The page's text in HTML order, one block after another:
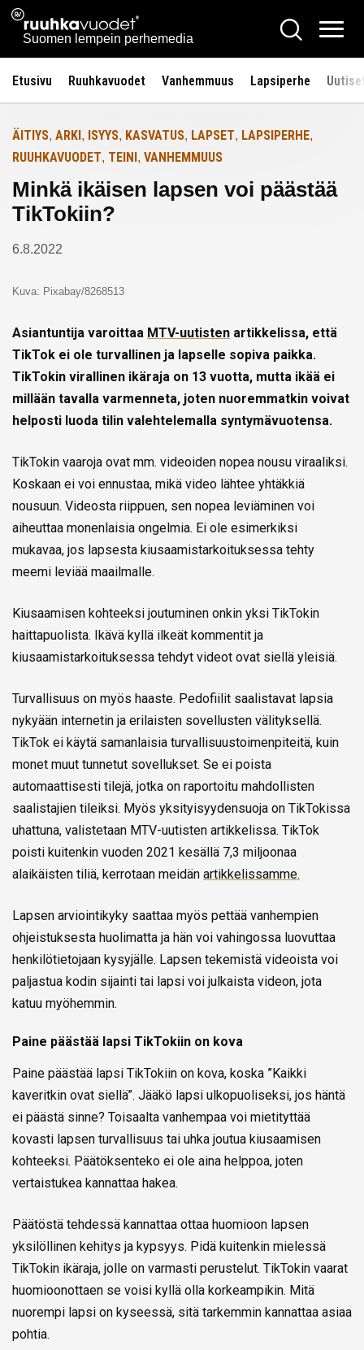
Siirry
sisältöön
Ruuhkavuodet.fi
Suomen lempein perhemedia
Hae
Etusivu Ruuhkavuodet Vanhemmuus Lapsiperhe
Etusivulle
ÄITIYS, ARKI , ISYYS, KASVATUS, LAPSET, LAPSIPERHE,
RUUHKAVUODET, TEINI , VANHEMMUUS
Minkä ikäisen lapsen voi päästää
TikTokiin?
6.8.2022
Kuva: Pixabay/8268513
Asiantuntija varoittaa MTV-uutisten artikkelissa, että
TikTok ei ole turvallinen ja lapselle sopiva paikka.
TikTokin virallinen ikäraja on 13 vuotta, mutta ikää ei
millään tavalla varmenneta, joten nuoremmatkin voivat
helposti luoda tilin valehtelemalla syntymävuotensa.
TikTokin vaaroja ovat mm. videoiden nopea nousu viraaliksi.
Koskaan ei voi ennustaa, mikä video lähtee yhtäkkiä
nousuun. Videosta riippuen, sen nopea leviäminen voi
aiheuttaa monenlaisia ongelmia. Ei ole esimerkiksi
mukavaa, jos lapsesta kiusaamistarkoituksessa tehty
meemi leviää maailmalle.
Kiusaamisen kohteeksi joutuminen onkin yksi TikTokin
haittapuolista. Ikävä kyllä ilkeät kommentit ja
kiusaamistarkoituksessa tehdyt videot ovat siellä yleisiä.
Turvallisuus on myös haaste. Pedofiilit saalistavat lapsia
nykyään internetin ja erilaisten sovellusten välityksellä.
TikTok ei käytä samanlaisia turvallisuustoimenpiteitä, kuin
monet muut tunnetut sovellukset. Se ei poista
automaattisesti tilejä, jotka on raportoitu mahdollisten
saalistajien tileiksi. Myös yksityisyydensuoja on TikTokissa
uhattuna, valistetaan MTV-uutisten artikkelissa. TikTok
poisti kuitenkin vuoden 2021 kesällä 7,3 miljoonaa
alaikäisten tiliä, kerrotaan meidän artikkelissamme.
Lapsen arviointikyky saattaa myös pettää vanhempien
ohjeistuksesta huolimatta ja hän voi vahingossa luovuttaa
henkilötietojaan kysyjälle. Lapsen tekemistä videoista voi
paljastua kodin sijainti tai lapsi voi julkaista videon, jota
katuu myöhemmin.
Paine päästää lapsi TikTokiin on kova
Paine päästää lapsi TikTokiin on kova, koska ”Kaikki
kaveritkin ovat siellä”. Jääkö lapsi ulkopuoliseksi, jos häntä
ei päästä sinne? Toisaalta vanhempaa voi mietityttää
kovasti lapsen turvallisuus tai uhka joutua kiusaamisen
kohteeksi. Päätöksenteko ei ole aina helppoa, joten
vertaistukea kannattaa hakea.
Päätöstä tehdessä kannattaa ottaa huomioon lapsen
yksilöllinen kehitys ja kypsyys. Pidä kuitenkin mielessä
TikTokin ikäraja, jolle on varmasti perustelut. TikTokin vaarat
huomioonottaen se voisi kyllä olla korkeampikin. Mitä
nuorempi lapsi on kyseessä, sitä tarkemmin kannattaa asiaa
pohtia.